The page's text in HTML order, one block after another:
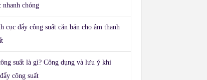
nhanh chóng
cục đẩy công suất căn bản cho âm thanh
suất là gì? Công dụng và lưu ý khi
công suất